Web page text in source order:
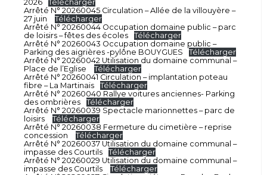
2026
Télécharger
Arrêté N° 20260045 Circulation – Allée de la villouyère –
27 juin
Télécharger
Arrêté N° 20260044 Occupation domaine public – parc
de loisirs – fêtes des écoles
Télécharger
Arrêté N° 20260043 Occupation domaine public –
Parking des aigrières -pylône BOUYGUES
Télécharger
Arrêté N° 20260042 Utilisation du domaine communal –
Place de l’Eglise
Télécharger
Arrêté N° 20260041 Circulation – implantation poteau
fibre – La Martinais
Télécharger
Arrêté N° 20260040 Rallye voitures anciennes- Parking
des ombrières
Télécharger
Arrêté N° 20260039 Spectacle marionnettes – parc de
loisirs
Télécharger
Arrêté N° 20260038 Fermeture du cimetière – reprise
concession
Télécharger
Arrêté N° 20260037 Utilisation du domaine communal –
impasse des Courtils
Télécharger
Arrêté N° 20260029 Utilisation du domaine communal –
impasse des Courtils
Télécharger